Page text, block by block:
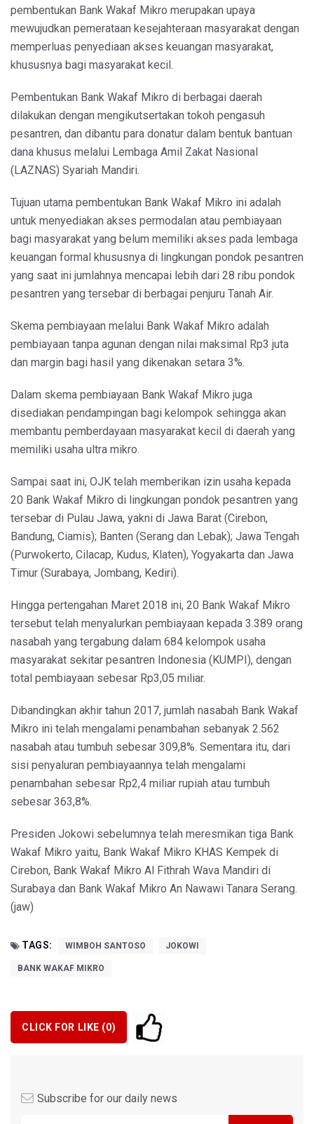
pembentukan Bank Wakaf Mikro merupakan upaya
mewujudkan pemerataan kesejahteraan masyarakat dengan
memperluas penyediaan akses keuangan masyarakat,
khususnya bagi masyarakat kecil.
Pembentukan Bank Wakaf Mikro di berbagai daerah
dilakukan dengan mengikutsertakan tokoh pengasuh
pesantren, dan dibantu para donatur dalam bentuk bantuan
dana khusus melalui Lembaga Amil Zakat Nasional
(LAZNAS) Syariah Mandiri.
Tujuan utama pembentukan Bank Wakaf Mikro ini adalah
untuk menyediakan akses permodalan atau pembiayaan
bagi masyarakat yang belum memiliki akses pada lembaga
keuangan formal khususnya di lingkungan pondok pesantren
yang saat ini jumlahnya mencapai lebih dari 28 ribu pondok
pesantren yang tersebar di berbagai penjuru Tanah Air.
Skema pembiayaan melalui Bank Wakaf Mikro adalah
pembiayaan tanpa agunan dengan nilai maksimal Rp3 juta
dan margin bagi hasil yang dikenakan setara 3%.
Dalam skema pembiayaan Bank Wakaf Mikro juga
disediakan pendampingan bagi kelompok sehingga akan
membantu pemberdayaan masyarakat kecil di daerah yang
memiliki usaha ultra mikro.
Sampai saat ini, OJK telah memberikan izin usaha kepada
20 Bank Wakaf Mikro di lingkungan pondok pesantren yang
tersebar di Pulau Jawa, yakni di Jawa Barat (Cirebon,
Bandung, Ciamis); Banten (Serang dan Lebak); Jawa Tengah
(Purwokerto, Cilacap, Kudus, Klaten), Yogyakarta dan Jawa
Timur (Surabaya, Jombang, Kediri).
Hingga pertengahan Maret 2018 ini, 20 Bank Wakaf Mikro
tersebut telah menyalurkan pembiayaan kepada 3.389 orang
nasabah yang tergabung dalam 684 kelompok usaha
masyarakat sekitar pesantren Indonesia (KUMPI), dengan
total pembiayaan sebesar Rp3,05 miliar.
Dibandingkan akhir tahun 2017, jumlah nasabah Bank Wakaf
Mikro ini telah mengalami penambahan sebanyak 2.562
nasabah atau tumbuh sebesar 309,8%. Sementara itu, dari
sisi penyaluran pembiayaannya telah mengalami
penambahan sebesar Rp2,4 miliar rupiah atau tumbuh
sebesar 363,8%.
Presiden Jokowi sebelumnya telah meresmikan tiga Bank
Wakaf Mikro yaitu, Bank Wakaf Mikro KHAS Kempek di
Cirebon, Bank Wakaf Mikro Al Fithrah Wava Mandiri di
Surabaya dan Bank Wakaf Mikro An Nawawi Tanara Serang.
(jaw)
TAGS: WIMBOH SANTOSO JOKOWI
BANK WAKAF MIKRO
CLICK FOR LIKE (0)
Subscribe for our daily news